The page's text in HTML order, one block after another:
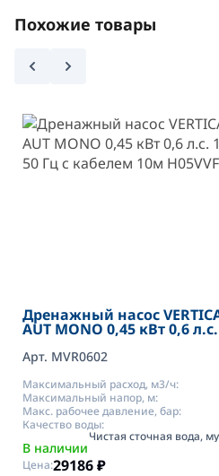
Похожие товары
Дренажный насос
AUT MONO 0,45 кВт 0,6
Арт. MVR0602
Максимальный расход, м3/ч:
Максимальный напор, м:
Макс. рабочее давление, бар:
Качество воды:
Чистая сточная вода,
В наличии
Цена:29186₽